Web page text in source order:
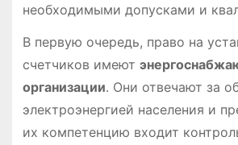
необходимыми допусками и
В первую очередь, право на
счетчиков имеют
организации․ Они отвечают за
электроэнергией населения и
их компетенцию входит